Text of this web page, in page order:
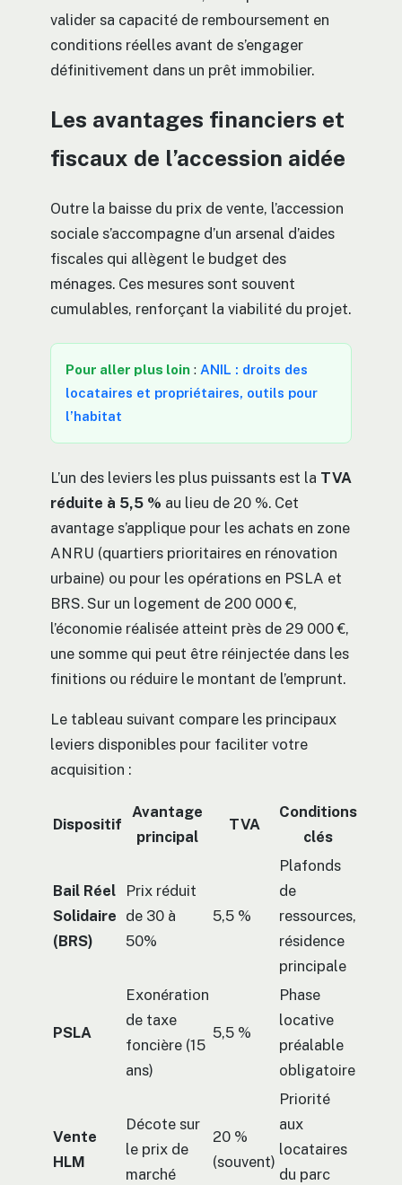
valider sa capacité de remboursement en
conditions réelles avant de s’engager
définitivement dans un prêt immobilier.
Les avantages financiers et
fiscaux de l’accession aidée
Outre la baisse du prix de vente, l’accession
sociale s’accompagne d’un arsenal d’aides
fiscales qui allègent le budget des
ménages. Ces mesures sont souvent
cumulables, renforçant la viabilité du projet.
Pour aller plus loin : ANIL : droits des
locataires et propriétaires, outils pour
l’habitat
L’un des leviers les plus puissants est la TVA
réduite à 5,5 % au lieu de 20 %. Cet
avantage s’applique pour les achats en zone
ANRU (quartiers prioritaires en rénovation
urbaine) ou pour les opérations en PSLA et
BRS. Sur un logement de 200 000 €,
l’économie réalisée atteint près de 29 000 €,
une somme qui peut être réinjectée dans les
finitions ou réduire le montant de l’emprunt.
Le tableau suivant compare les principaux
leviers disponibles pour faciliter votre
acquisition :
Dispositif
Avantage
principal
TVA
Conditions
clés
Bail Réel
Solidaire
(BRS)
Prix réduit
de 30 à
50%
5,5 %
Plafonds
de
ressources,
résidence
principale
PSLA
Exonération
de taxe
foncière (15
ans)
5,5 %
Phase
locative
préalable
obligatoire
Vente
HLM
Décote sur
le prix de
marché
20 %
(souvent)
Priorité
aux
locataires
du parc